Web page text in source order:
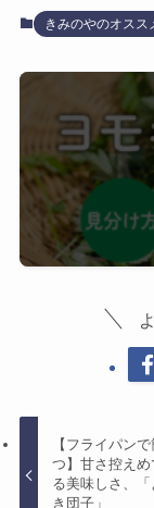
きみのやのオスス
【フライパン
つ】甘さ控え
る美味しさ、
き団子」